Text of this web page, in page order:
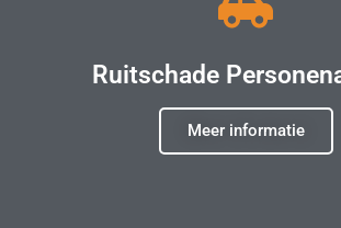
Ruitschade
Meer informatie